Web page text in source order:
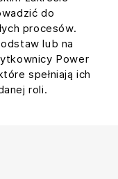
do
procesów.
lub na
Power
spełniają ich
roli.